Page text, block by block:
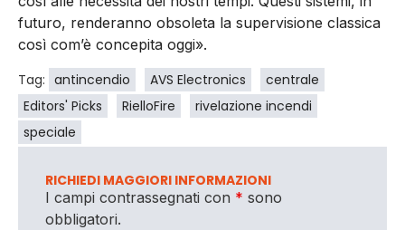
futuro, renderanno obsoleta la supervisione classica
così com’è concepita oggi».
Tag: antincendio AVS Electronics
centrale
Editors' Picks
RielloFire
rivelazione incendi
speciale
RICHIEDI MAGGIORI INFORMAZIONI
I campi contrassegnati con * sono
obbligatori.